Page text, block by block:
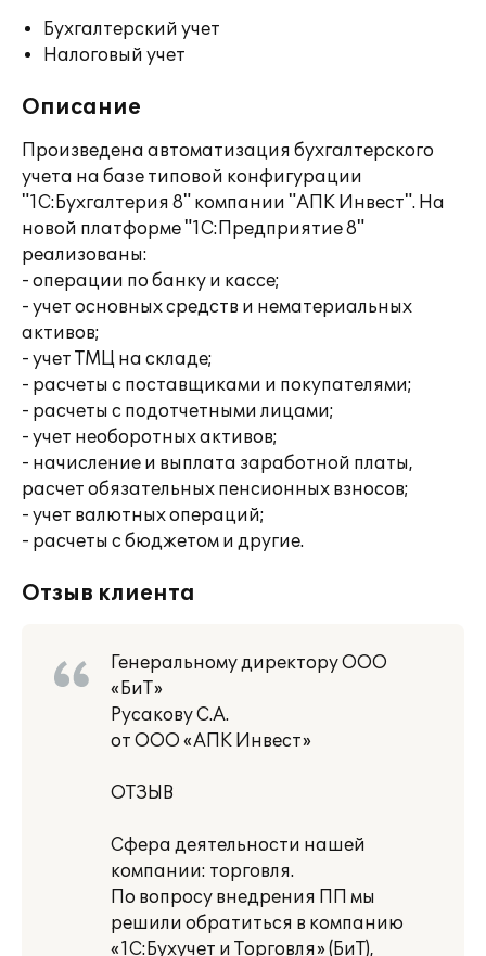
Бухгалтерский учет
Налоговый учет
Описание
Произведена автоматизация бухгалтерского
учета на базе типовой конфигурации
"1С:Бухгалтерия 8" компании "АПК Инвест". На
новой платформе "1С:Предприятие 8"
реализованы:
- операции по банку и кассе;
- учет основных средств и нематериальных
активов;
- учет ТМЦ на складе;
- расчеты с поставщиками и покупателями;
- расчеты с подотчетными лицами;
- учет необоротных активов;
- начисление и выплата заработной платы,
расчет обязательных пенсионных взносов;
- учет валютных операций;
- расчеты с бюджетом и другие.
Отзыв клиента
Генеральному директору ООО
«БиТ»
Русакову С.А.
от ООО «АПК Инвест»
ОТЗЫВ
Сфера деятельности нашей
компании: торговля.
По вопросу внедрения ПП мы
решили обратиться в компанию
«1С:Бухучет и Торговля» (БиТ),